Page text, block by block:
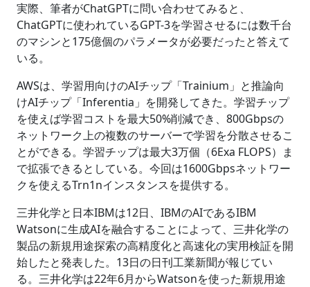
実際、筆者がChatGPTに問い合わせてみると、
ChatGPTに使われているGPT-3を学習させるには数千台
のマシンと175億個のパラメータが必要だったと答えて
いる。
AWSは、学習用向けのAIチップ「Trainium」と推論向
けAIチップ「Inferentia」を開発してきた。学習チップ
を使えば学習コストを最大50%削減でき、800Gbpsの
ネットワーク上の複数のサーバーで学習を分散させるこ
とができる。学習チップは最大3万個（6Exa FLOPS）ま
で拡張できるとしている。今回は1600Gbpsネットワー
クを使えるTrn1nインスタンスを提供する。
三井化学と日本IBMは12日、IBMのAIであるIBM
Watsonに生成AIを融合することによって、三井化学の
製品の新規用途探索の高精度化と高速化の実用検証を開
始したと発表した。13日の日刊工業新聞が報じてい
る。三井化学は22年6月からWatsonを使った新規用途